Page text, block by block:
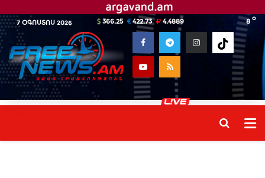
7 ՕԳՈՍՏՈՍ 2026 8 o
366.25 422.73 4.4889